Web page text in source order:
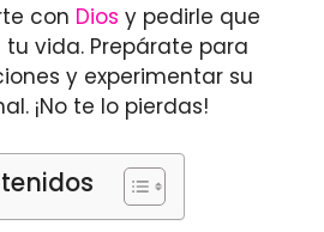
con Dios y pedirle que
vida. Prepárate para
y experimentar su
¡No te lo pierdas!